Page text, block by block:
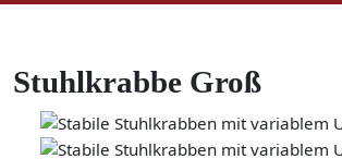
Stuhlkrabbe Groß